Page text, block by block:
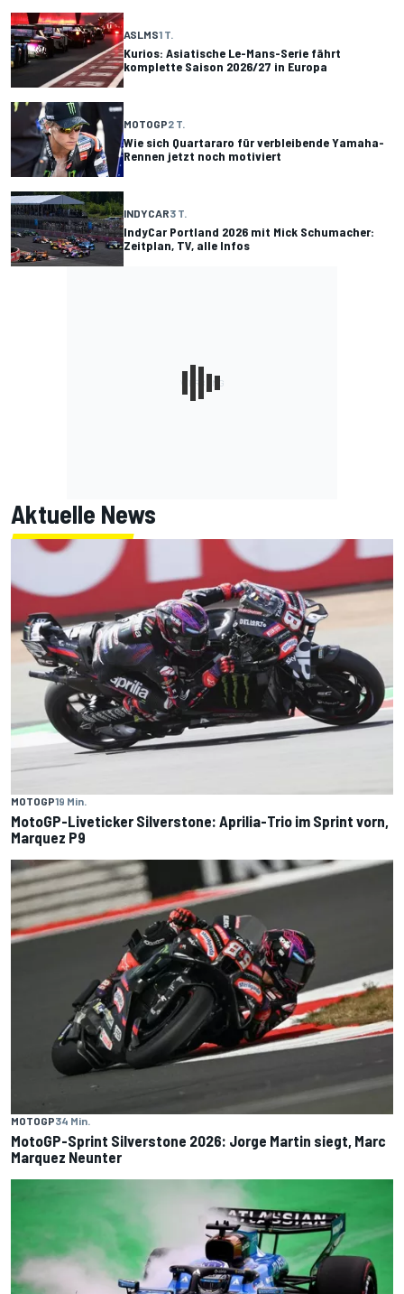
ASLMS1 T.
Kurios: Asiatische Le-Mans-Serie fährt
komplette Saison 2026/27 in Europa
MOTOGP2 T.
Wie sich Quartararo für verbleibende Yamaha-
Rennen jetzt noch motiviert
INDYCAR3 T.
IndyCar Portland 2026 mit Mick Schumacher:
Zeitplan, TV, alle Infos
Aktuelle News
MOTOGP19 Min.
MotoGP-Liveticker Silverstone: Aprilia-Trio im Sprint vorn,
Marquez P9
MOTOGP34 Min.
MotoGP-Sprint Silverstone 2026: Jorge Martin siegt, Marc
Marquez Neunter